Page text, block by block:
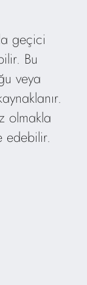
geçici
Bu
veya
olmakla
edebilir.